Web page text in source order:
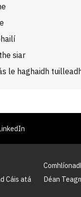
siar
le haghaidh
Cáis atá
Déan